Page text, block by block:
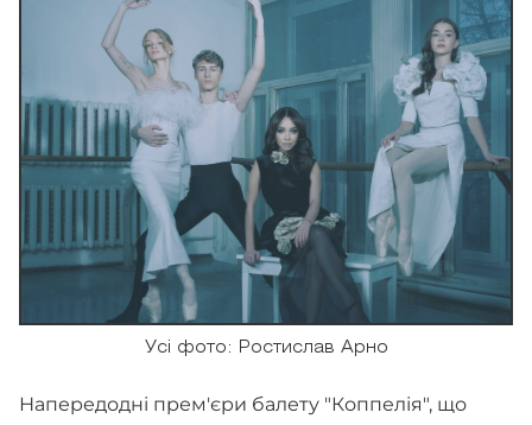
Усі фото: Ростислав Арно
Напередодні прем'єри балету "Коппелія", що